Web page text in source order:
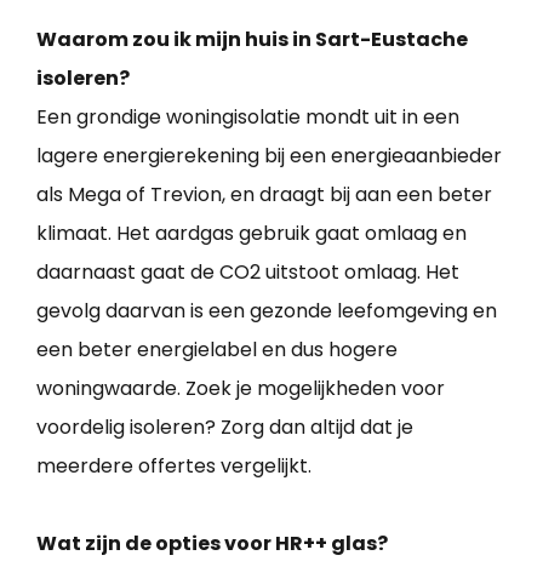
Waarom zou ik mijn huis in Sart-Eustache
isoleren?
Een grondige woningisolatie mondt uit in een
lagere energierekening bij een energieaanbieder
als Mega of Trevion, en draagt bij aan een beter
klimaat. Het aardgas gebruik gaat omlaag en
daarnaast gaat de CO2 uitstoot omlaag. Het
gevolg daarvan is een gezonde leefomgeving en
een beter energielabel en dus hogere
woningwaarde. Zoek je mogelijkheden voor
voordelig isoleren? Zorg dan altijd dat je
meerdere offertes vergelijkt.
Wat zijn de opties voor HR++ glas?